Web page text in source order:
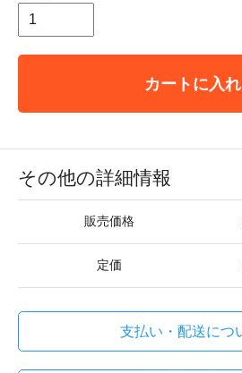
カートに入
その他の詳細情報
販売価格
定価
支払い・配送につ